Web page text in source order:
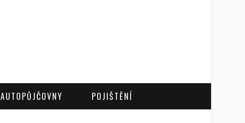
AUTOPŮJČOVNY POJIŠTĚNÍ